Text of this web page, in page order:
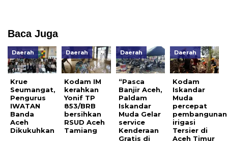
Baca Juga
Daerah
Krue
Seumangat,
Pengurus
IWATAN
Banda
Aceh
Dikukuhkan
Daerah
Kodam IM
kerahkan
Yonif TP
853/BRB
bersihkan
RSUD Aceh
Tamiang
Daerah
“Pasca
Banjir Aceh,
Paldam
Iskandar
Muda Gelar
service
Kenderaan
Gratis di
Daerah
Kodam
Iskandar
Muda
percepat
pembangunan
irigasi
Tersier di
Aceh Timur